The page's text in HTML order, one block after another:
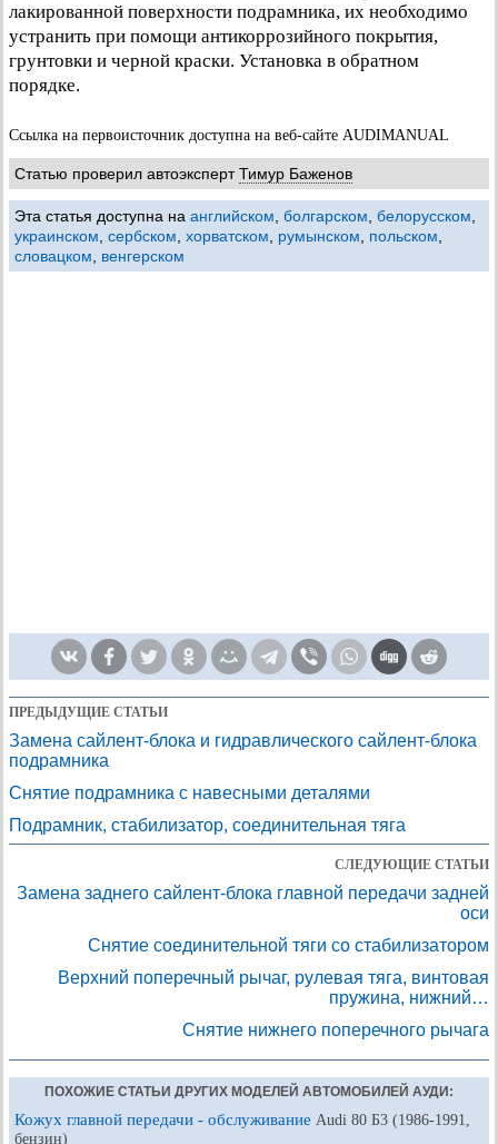
лакированной поверхности подрамника, их необходимо
устранить при помощи антикоррозийного покрытия,
грунтовки и черной краски. Установка в обратном
порядке.
Ссылка на первоисточник доступна на веб-сайте AUDIMANUAL
Статью проверил автоэкспертТимур Баженов
Эта статья доступна на английском болгарском белорусском
украинском сербском хорватском румынском польском
словацком
венгерском
ПРЕДЫДУЩИЕ СТАТЬИ
Замена сайлент-блока и гидравлического сайлент-блока
подрамника
Снятие подрамника с навесными деталями
Подрамник, стабилизатор, соединительная тяга
СЛЕДУЮЩИЕ СТАТЬИ
Замена заднего сайлент-блока главной передачи задней
оси
Снятие соединительной тяги со стабилизатором
Верхний поперечный рычаг, рулевая тяга, винтовая
пружина, нижний…
Снятие нижнего поперечного рычага
ПОХОЖИЕ СТАТЬИ ДРУГИХ МОДЕЛЕЙ АВТОМОБИЛЕЙ АУДИ:
Кожух главной передачи - обслуживание Audi 80 Б3 (1986-1991,
бензин)